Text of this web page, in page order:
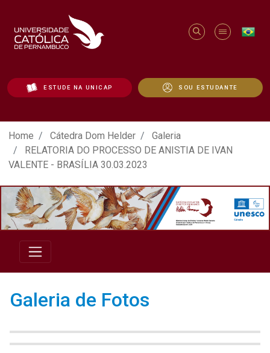
ESTUDE NA UNICAP SOU ESTUDANTE
ATO EM DEFESA DA DEMOCRACIA
Home Cátedra Dom Helder
Galeria
RELATORIA DO PROCESSO DE ANISTIA DE IVAN
VALENTE - BRASÍLIA 30.03.2023
Galeria de Fotos